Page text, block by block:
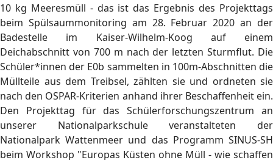
10 kg Meeresmüll - das ist das Ergebnis des Projekttags
beim Spülsaummonitoring am 28. Februar 2020 an der
Badestelle im Kaiser-Wilhelm-Koog auf einem
Deichabschnitt von 700 m nach der letzten Sturmflut. Die
Schüler*innen der E0b sammelten in 100m-Abschnitten die
Müllteile aus dem Treibsel, zählten sie und ordneten sie
nach den OSPAR-Kriterien anhand ihrer Beschaffenheit ein.
Den Projekttag für das Schülerforschungszentrum an
unserer Nationalparkschule veranstalteten der
Nationalpark Wattenmeer und das Programm SINUS-SH
beim Workshop "Europas Küsten ohne Müll - wie schaffen